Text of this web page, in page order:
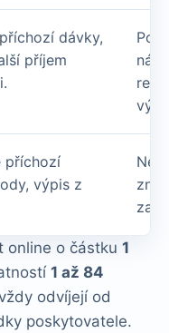
dávky,
příjem
příchozí
výpis z
online o částku 1
1 až 84
odvíjejí od
poskytovatele.